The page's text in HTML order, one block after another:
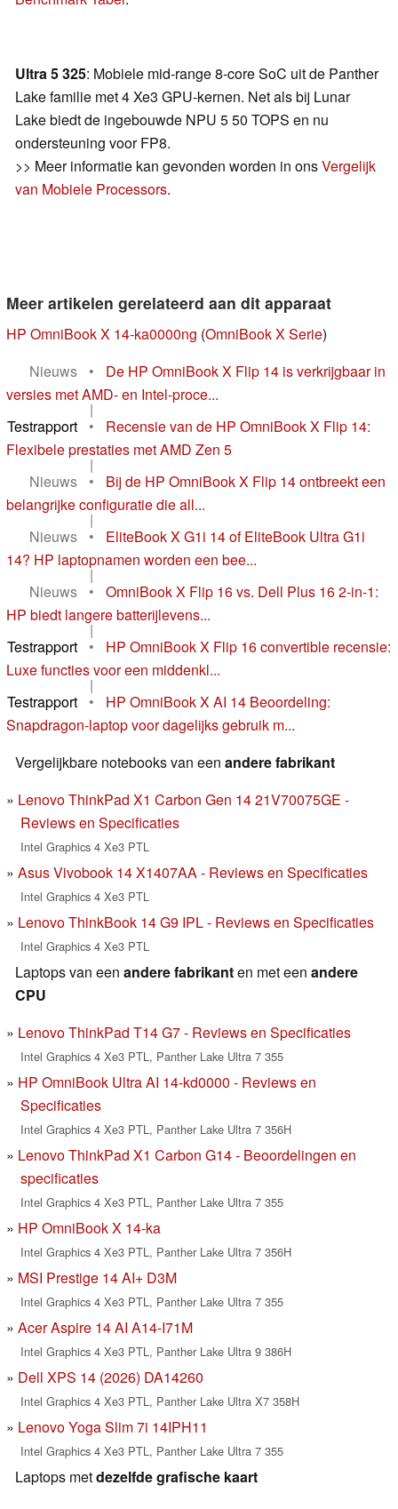
Ultra 5 325: Mobiele mid-range 8-core SoC uit de Panther
Lake familie met 4 Xe3 GPU-kernen. Net als bij Lunar
Lake biedt de ingebouwde NPU 5 50 TOPS en nu
ondersteuning voor FP8.
>> Meer informatie kan gevonden worden in onsVergelijk
van Mobiele Processors.
Meer artikelen gerelateerd aan dit apparaat
HP OmniBook X 14-ka0000ng (OmniBook X Serie)
Nieuws
•
De HP OmniBook X Flip 14 is verkrijgbaar in
versies met AMD- en Intel-proce...
|
Testrapport
•
Recensie van de HP OmniBook X Flip 14:
Flexibele prestaties met AMD Zen 5
|
Nieuws
•
Bij de HP OmniBook X Flip 14 ontbreekt een
belangrijke configuratie die all...
|
Nieuws
•
EliteBook X G1i 14 of EliteBook Ultra G1i
14? HP laptopnamen worden een bee...
|
Nieuws
•
OmniBook X Flip 16 vs. Dell Plus 16 2-in-1:
HP biedt langere batterijlevens...
|
Testrapport
•
HP OmniBook X Flip 16 convertible recensie:
Luxe functies voor een middenkl...
|
Testrapport
•
HP OmniBook X AI 14 Beoordeling:
Snapdragon-laptop voor dagelijks gebruik m...
Vergelijkbare notebooks van een andere fabrikant
Lenovo ThinkPad X1 Carbon Gen 14 21V70075GE -
Reviews en Specificaties
Intel Graphics 4 Xe3 PTL
Asus Vivobook 14 X1407AA - Reviews en Specificaties
Intel Graphics 4 Xe3 PTL
Lenovo ThinkBook 14 G9 IPL - Reviews en Specificaties
Intel Graphics 4 Xe3 PTL
Laptops van een andere fabrikanten met een andere
CPU
Lenovo ThinkPad T14 G7 - Reviews en Specificaties
Intel Graphics 4 Xe3 PTL, Panther Lake Ultra 7 355
HP OmniBook Ultra AI 14-kd0000 - Reviews en
Specificaties
Intel Graphics 4 Xe3 PTL, Panther Lake Ultra 7 356H
Lenovo ThinkPad X1 Carbon G14 - Beoordelingen en
specificaties
Intel Graphics 4 Xe3 PTL, Panther Lake Ultra 7 355
HP OmniBook X 14-ka
Intel Graphics 4 Xe3 PTL, Panther Lake Ultra 7 356H
MSI Prestige 14 AI+ D3M
Intel Graphics 4 Xe3 PTL, Panther Lake Ultra 7 355
Acer Aspire 14 AI A14-I71M
Intel Graphics 4 Xe3 PTL, Panther Lake Ultra 9 386H
Dell XPS 14 (2026) DA14260
Intel Graphics 4 Xe3 PTL, Panther Lake Ultra X7 358H
Lenovo Yoga Slim 7i 14IPH11
Intel Graphics 4 Xe3 PTL, Panther Lake Ultra 7 355
Laptops metdezelfde grafische kaart